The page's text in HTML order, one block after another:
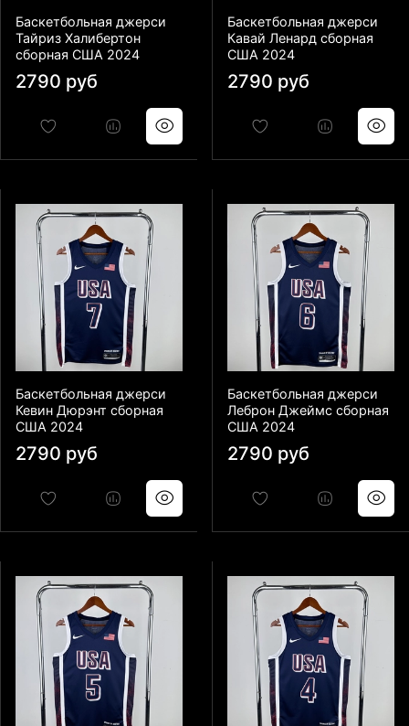
Баскетбольная джерси
Тайриз Халибертон
сборная США 2024
2790 руб
Баскетбольная джерси
Кавай Ленард сборная
США 2024
2790 руб
Баскетбольная джерси
Кевин Дюрэнт сборная
США 2024
2790 руб
Баскетбольная джерси
Леброн Джеймс сборная
США 2024
2790 руб